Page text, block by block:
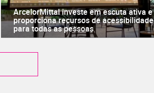
ArcelorMittal investe em escuta ativa e
proporciona recursos de acessibilidade
para todas as pessoas